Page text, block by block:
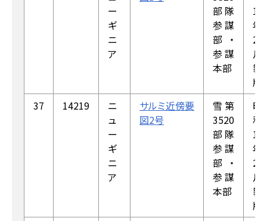
ー
ギ
ニ
ア
部隊
参謀
部・
参謀
本部
19
年
2
月
製
版
37
14219
ニ
ュ
ー
ギ
ニ
ア
サルミ近傍要
図2号
雪第
3520
部隊
参謀
部・
参謀
本部
昭
和
19
年
2
月
製
版